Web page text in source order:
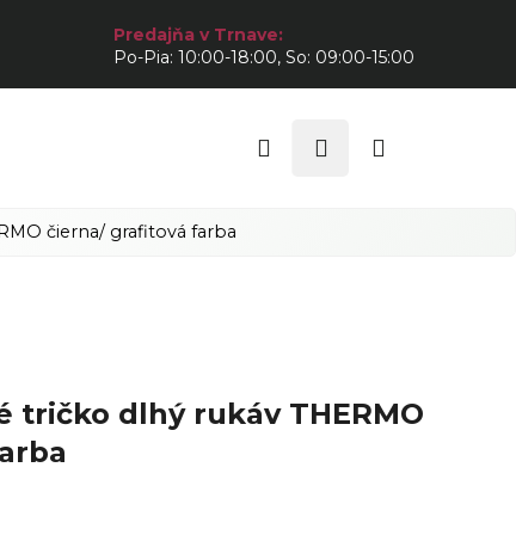
Predajňa v Trnave:
Po-Pia: 10:00-18:00, So: 09:00-15:00
Hľadať Prihlásenie
čierna/ grafitová farba
tričko dlhý rukáv THERMO